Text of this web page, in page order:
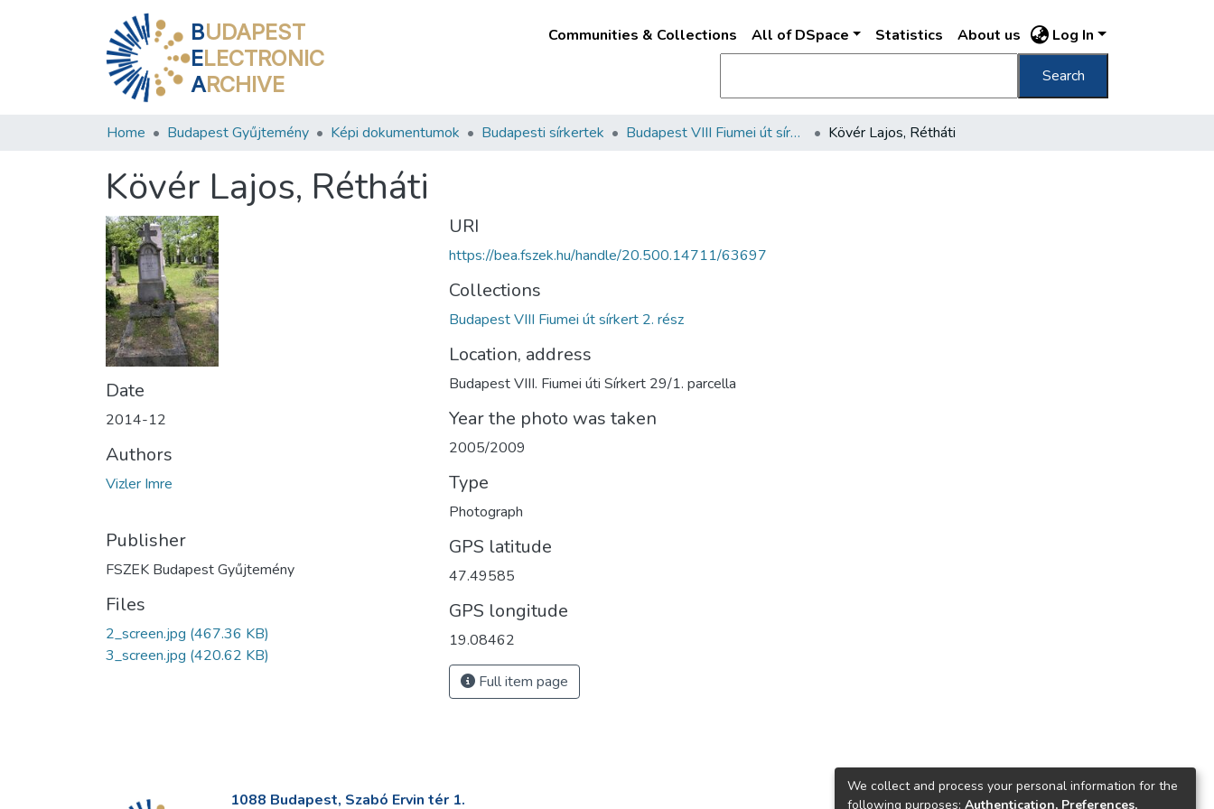
BUDAPEST
ELECTRONIC
ARCHIVE
Communities & Collections All of DSpace Statistics About us Log In
Search
Home Budapest Gyűjtemény Képi dokumentumok Budapesti sírkertek Budapest VIII Fiumei út sírkert 2. rész Kövér Lajos, Rétháti
Kövér Lajos, Rétháti
Date
2014-12
Authors
Vizler Imre
Publisher
FSZEK Budapest Gyűjtemény
Files
2_screen.jpg (467.36 KB)
3_screen.jpg (420.62 KB)
URI
https://bea.fszek.hu/handle/20.500.14711/63697
Collections
Budapest VIII Fiumei út sírkert 2. rész
Location, address
Budapest VIII. Fiumei úti Sírkert 29/1. parcella
Year the photo was taken
2005/2009
Type
Photograph
GPS latitude
47.49585
GPS longitude
19.08462
Full item page
1088 Budapest, Szabó Ervin tér 1.
We collect and process your personal information for the
following purposes: Authentication, Preferences,